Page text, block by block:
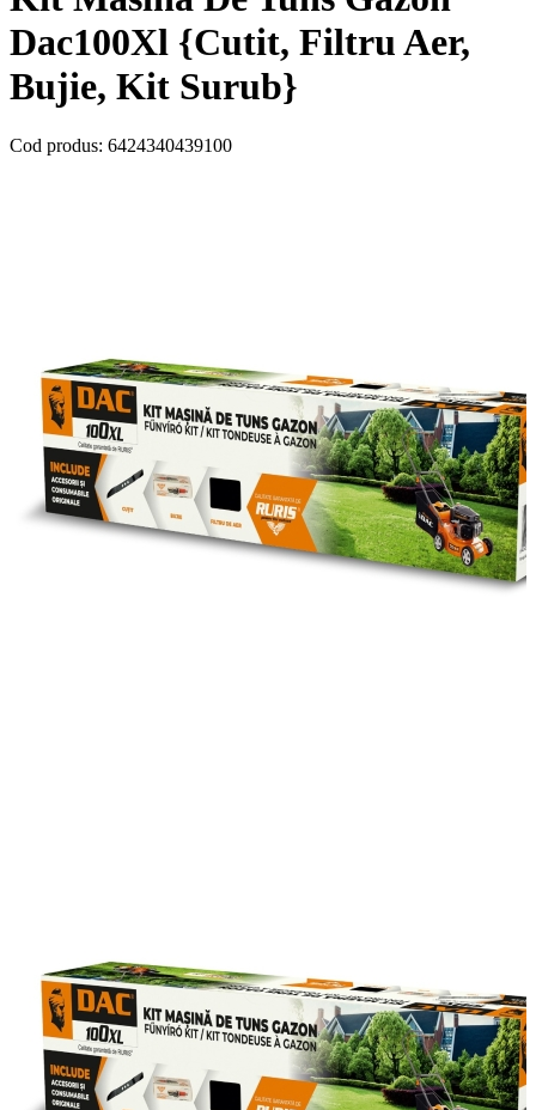
Dac100Xl {Cutit, Filtru Aer,
Bujie, Kit Surub}
Cod produs: 6424340439100